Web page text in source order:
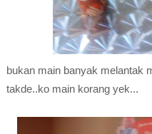
bukan main banyak melantak
takde..ko main korang yek...